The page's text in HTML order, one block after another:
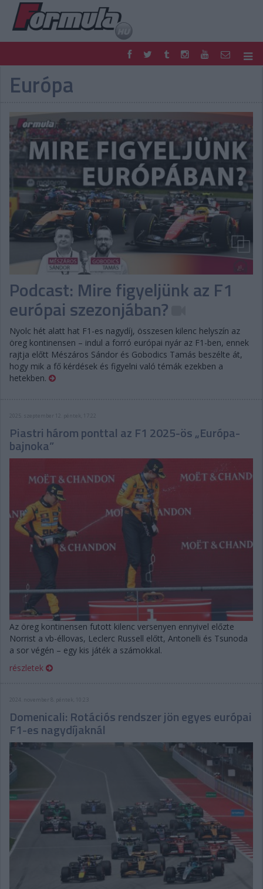
F1
FORMULA
RETRO
EGYÉB
PODCAST
SHOP
LIVE
TIPPJÁTÉK
DIGITÁLIS MAGAZIN
PONTÁLLÁSOK
VERSENYNAPTÁRAK
Európa
Podcast: Mire figyeljünk az F1
európai szezonjában?
Nyolc hét alatt hat F1-es nagydíj, összesen kilenc helyszín az
öreg kontinensen – indul a forró európai nyár az F1-ben, ennek
rajtja előtt Mészáros Sándor és Gobodics Tamás beszélte át,
hogy mik a fő kérdések és figyelni való témák ezekben a
hetekben.
2025. szeptember 12. péntek, 17:22
Piastri három ponttal az F1 2025-ös „Európa-
bajnoka”
Az öreg kontinensen futott kilenc versenyen ennyivel előzte
Norrist a vb-éllovas, Leclerc Russell előtt, Antonelli és Tsunoda
a sor végén – egy kis játék a számokkal.
részletek
2024. november 8. péntek, 10:23
Domenicali: Rotációs rendszer jön egyes európai
F1-es nagydíjaknál